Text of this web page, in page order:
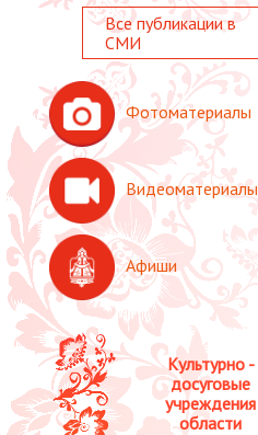
Культурно -
досуговые
учреждения
области
Все публикации в
СМИ
Фотоматериалы
Видеоматериалы
Афиши